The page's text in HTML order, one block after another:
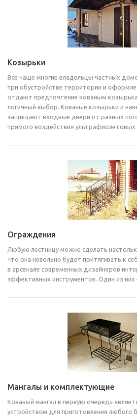
Козырьки
Все чаще многие владельцы частных
при обустройстве территории и
отдают предпочтение кованым
логичный выбор. Кованые козырьки и
защищают входные двери от разных
прямого воздействия ультрафиолетовых
Ограждения
Любую лестницу можно сделать
что она невольно будет притягивать к
в арсенале современных дизайнеров
эффективных инструментов. Один из них
Мангалы и комплектующие
Кованый мангал в первую очередь
устройством для приготовления любого